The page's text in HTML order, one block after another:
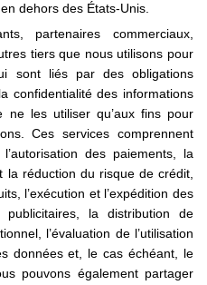
dehors des États-Unis.
partenaires commerciaux,
tiers que nous utilisons pour
sont liés par des obligations
confidentialité des informations
les utiliser qu’aux fins pour
Ces services comprennent
des paiements, la
réduction du risque de crédit,
l’exécution et l’expédition des
publicitaires, la distribution de
l’évaluation de l’utilisation
données et, le cas échéant, le
pouvons également partager